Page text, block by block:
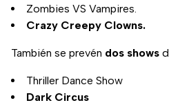
Zombies VS Vampires.
Crazy Creepy Clowns.
También se prevén dos shows
Thriller Dance Show
Dark Circus